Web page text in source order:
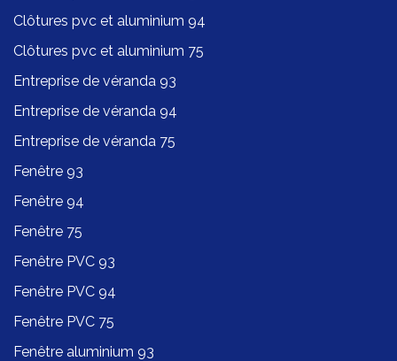
Clôtures pvc et aluminium 94
Clôtures pvc et aluminium 75
Entreprise de véranda 93
Entreprise de véranda 94
Entreprise de véranda 75
Fenêtre 93
Fenêtre 94
Fenêtre 75
Fenêtre PVC 93
Fenêtre PVC 94
Fenêtre PVC 75
Fenêtre aluminium 93